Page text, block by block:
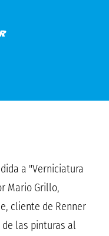
a "Verniciatura
Mario Grillo,
cliente de Renner
las pinturas al